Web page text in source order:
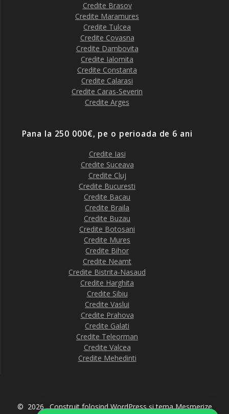
Credite Brasov
Credite Maramures
Credite Tulcea
Credite Covasna
Credite Dambovita
Credite Ialomita
Credite Constanta
Credite Calarasi
Credite Caras-Severin
Credite Arges
Pana la 250 000€, pe o perioada de 6 ani
Credite Iasi
Credite Suceava
Credite Cluj
Credite Bucuresti
Credite Bacau
Credite Braila
Credite Buzau
Credite Botosani
Credite Mures
Credite Bihor
Credite Neamt
Credite Bistrita-Nasaud
Credite Harghita
Credite Sibiu
Credite Vaslui
Credite Prahova
Credite Galati
Credite Teleorman
Credite Valcea
Credite Mehedinti
© 2026 . Construit folosind WordPress șitema Mesmerize